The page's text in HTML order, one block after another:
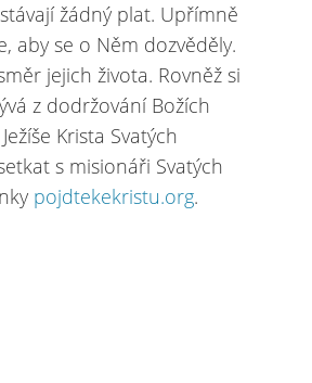
žádný plat. Upřímně
aby se o Něm dozvěděly.
jejich života. Rovněž si
z dodržování Božích
Krista Svatých
s misionáři Svatých
pojdtekekristu.org.